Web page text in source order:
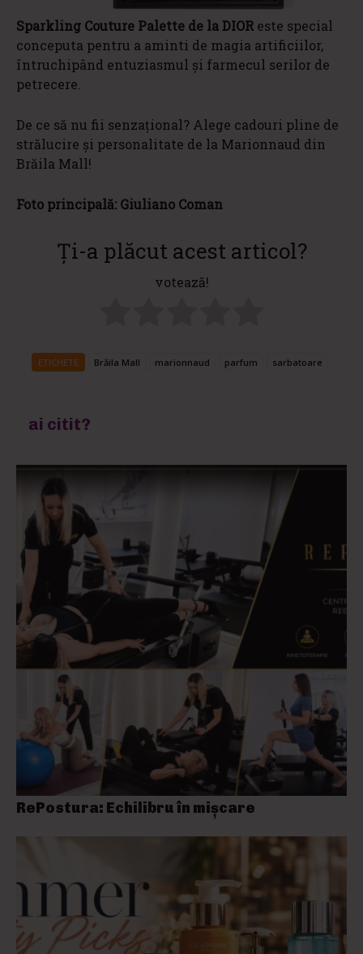
Sparkling Couture Palette de la DIOR este special
conceputa pentru a aminti de magia artificiilor,
întruchipând entuziasmul și farmecul serilor de
petrecere.
De ce să nu fii senzațional? Alege cadouri pline de
strălucire și personalitate de la Marionnaud din
Brăila Mall!
Foto principală: Giuliano Coman
Ți-a plăcut acest articol?
votează!
ETICHETE Brăila Mall marionnaud parfum sarbatoare
ai citit?
RePostura: Echilibru în mișcare